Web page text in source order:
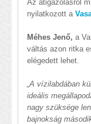
Az átigazolásról
nyilatkozott a
Méhes Jenő, a
váltás azon ritka
elégedett lehet.
„A vízilabdában
ideális
nagy szüksége
bajnokság